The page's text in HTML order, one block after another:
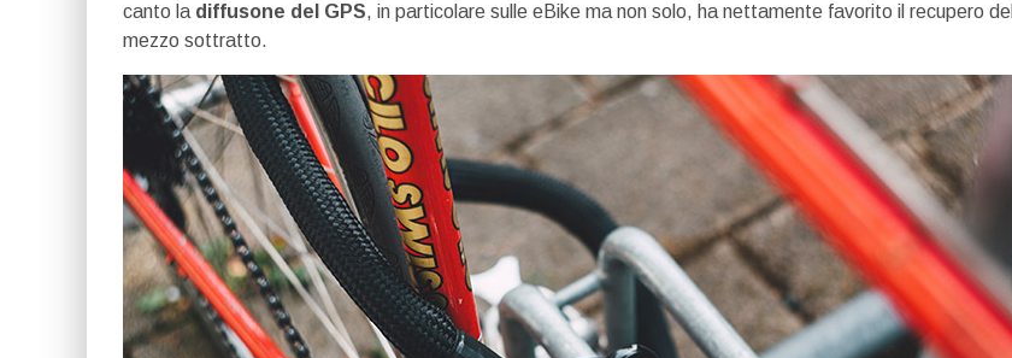
canto la diffusone del GPS, in particolare sulle eBike ma non solo, ha nettamente favorito il recupero del
mezzo sottratto.